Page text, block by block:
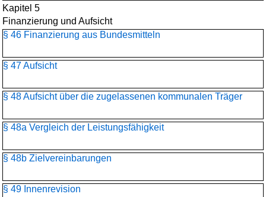
Kapitel 5
Finanzierung und Aufsicht
§ 46 Finanzierung aus Bundesmitteln
§ 47 Aufsicht
§ 48 Aufsicht über die zugelassenen kommunalen Träger
§ 48a Vergleich der Leistungsfähigkeit
§ 48b Zielvereinbarungen
§ 49 Innenrevision